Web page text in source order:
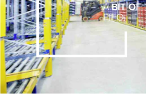
ABIT OF
FIFO.